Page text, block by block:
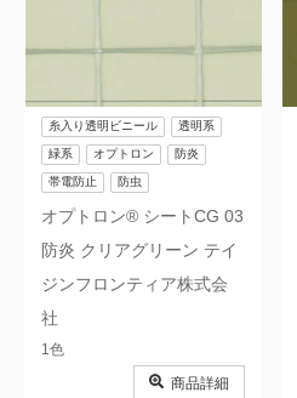
オプトロン® シートCG 03
防炎 クリアグリーン テイ
ジンフロンティア株式会
社
糸入り透明ビニール 透明系
緑系 オプトロン 防炎
帯電防止 防虫
1色
商品詳細